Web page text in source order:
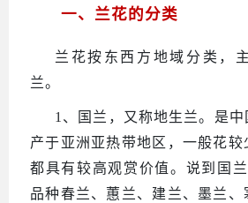
一、兰花的分类
兰花按东西方地域分类，
兰。
1、国兰，又称地生兰。是
产于亚洲亚热带地区，一般花
都具有较高观赏价值。说到国
品种春兰、蕙兰、建兰、墨兰